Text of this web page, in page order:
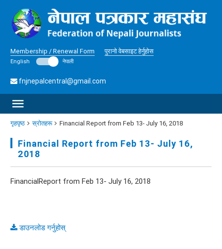
Membership / Renewal Form पुरानो वेबसाइट हेर्नुहोस
English नेपाली
fnjnepalcentral@gmail.com
गृहपृष्ठ स्रोतहरू Financial Report from Feb 13- July 16, 2018
Financial Report from Feb 13- July 16,
2018
FinancialReport from Feb 13- July 16, 2018
डाउनलोड गर्नुहोस्